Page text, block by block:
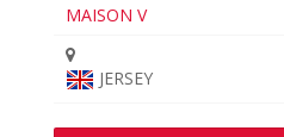
MAISON V
JERSEY